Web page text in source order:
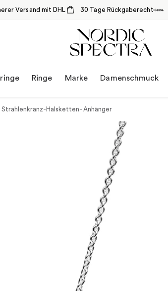
Versand mit DHL 30 Tage Rückgaberecht
Ringe Marke Damenschmuck
Strahlenkranz-Halsketten- Anhänger